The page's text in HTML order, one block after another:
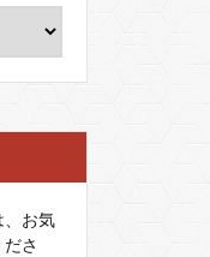
、お気
さ